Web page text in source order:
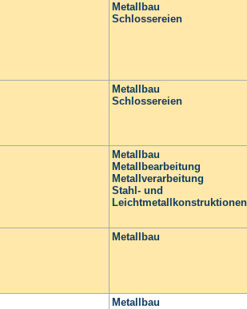
Metallbau
Schlossereien
Metallbau
Schlossereien
Metallbau
Metallbearbeitung
Metallverarbeitung
Stahl- und
Leichtmetallkonstruktionen
Metallbau
Metallbau